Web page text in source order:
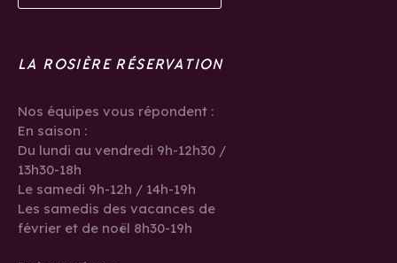
LA ROSIÈRE RÉSERVATION
Nos équipes vous répondent :
En saison :
Du lundi au vendredi 9h-12h30 /
13h30-18h
Le samedi 9h-12h / 14h-19h
Les samedis des vacances de
février et de noël 8h30-19h